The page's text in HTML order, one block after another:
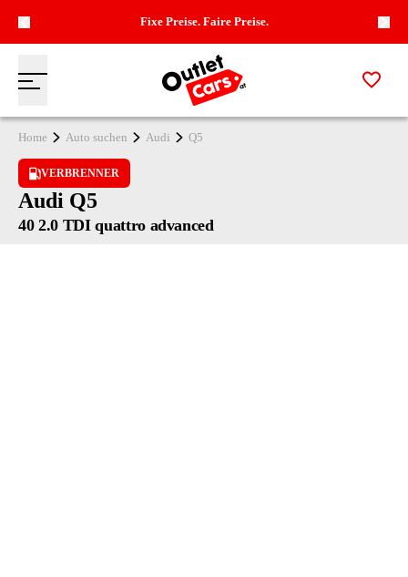
Fixe Preise. Faire Preise.
Menü
Zur Startseite
Zur
Home Auto suchen Audi Q5
VERBRENNER
Audi Q5
40 2.0 TDI quattro advanced